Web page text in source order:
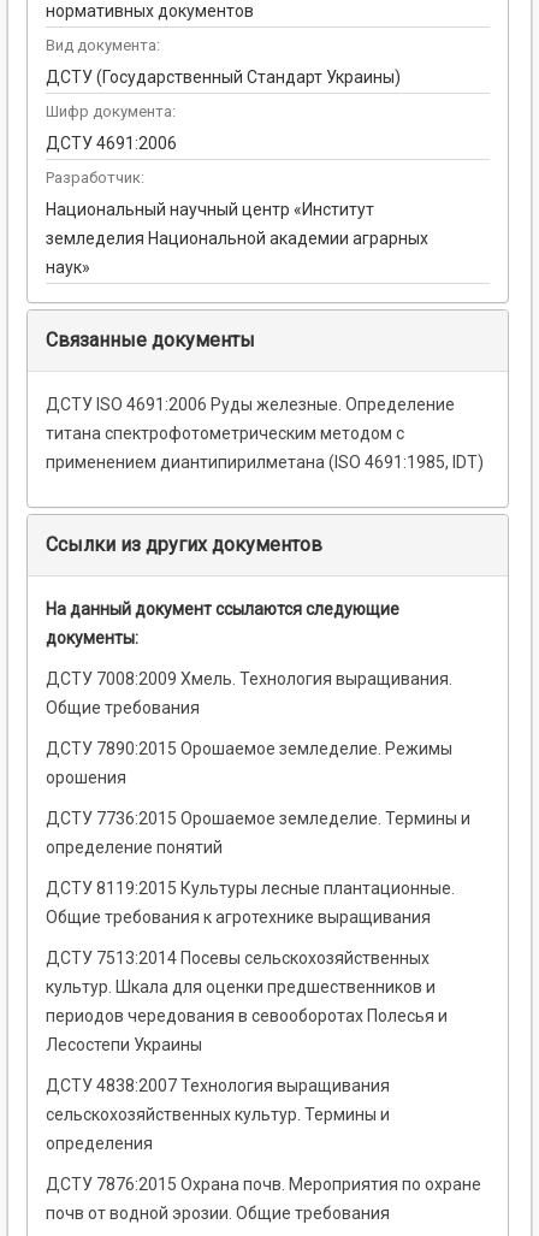
нормативных документов
Вид документа:
ДСТУ (Государственный Стандарт Украины)
Шифр документа:
ДСТУ 4691:2006
Разработчик:
Национальный научный центр «Институт
земледелия Национальной академии аграрных
наук»
Связанные документы
ДСТУ ISO 4691:2006 Руды железные. Определение
титана спектрофотометрическим методом с
применением диантипирилметана (ISO 4691:1985, IDT)
Ссылки из других документов
На данный документ ссылаются следующие
документы:
ДСТУ 7008:2009 Хмель. Технология выращивания.
Общие требования
ДСТУ 7890:2015 Орошаемое земледелие. Режимы
орошения
ДСТУ 7736:2015 Орошаемое земледелие. Термины и
определение понятий
ДСТУ 8119:2015 Культуры лесные плантационные.
Общие требования к агротехнике выращивания
ДСТУ 7513:2014 Посевы сельскохозяйственных
культур. Шкала для оценки предшественников и
периодов чередования в севооборотах Полесья и
Лесостепи Украины
ДСТУ 4838:2007 Технология выращивания
сельскохозяйственных культур. Термины и
определения
ДСТУ 7876:2015 Охрана почв. Мероприятия по охране
почв от водной эрозии. Общие требования